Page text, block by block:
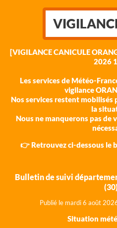
[VIGILANCE CANICULE
2026
Les services de Météo-
vigilance
Nos services restent
la
Nous ne manquerons pas de
👉 Retrouvez ci-dessous le
Bulletin de suivi
Publié le mardi 6 août 202
Situation